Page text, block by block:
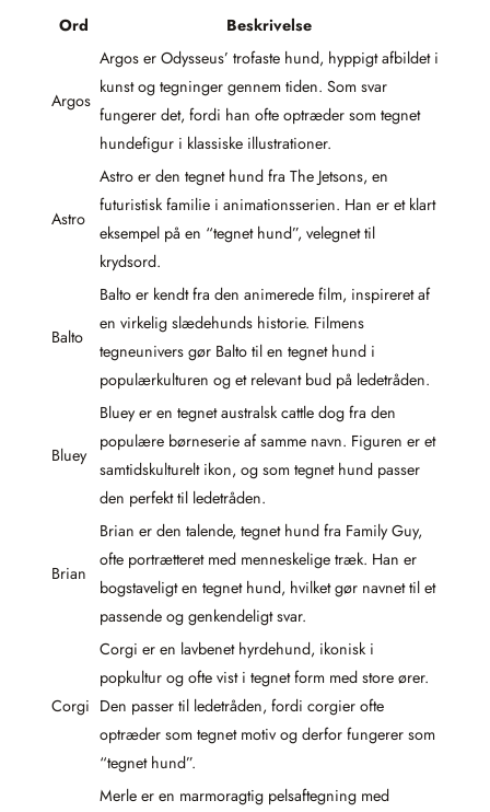
Ord Beskrivelse
Argos
Argos er Odysseus’ trofaste hund, hyppigt afbildet i
kunst og tegninger gennem tiden. Som svar
fungerer det, fordi han ofte optræder som tegnet
hundefigur i klassiske illustrationer.
Astro
Astro er den tegnet hund fra The Jetsons, en
futuristisk familie i animationsserien. Han er et klart
eksempel på en “tegnet hund”, velegnet til
krydsord.
Balto
Balto er kendt fra den animerede film, inspireret af
en virkelig slædehunds historie. Filmens
tegneunivers gør Balto til en tegnet hund i
populærkulturen og et relevant bud på ledetråden.
Bluey
Bluey er en tegnet australsk cattle dog fra den
populære børneserie af samme navn. Figuren er et
samtidskulturelt ikon, og som tegnet hund passer
den perfekt til ledetråden.
Brian
Brian er den talende, tegnet hund fra Family Guy,
ofte portrætteret med menneskelige træk. Han er
bogstaveligt en tegnet hund, hvilket gør navnet til et
passende og genkendeligt svar.
Corgi
Corgi er en lavbenet hyrdehund, ikonisk i
popkultur og ofte vist i tegnet form med store ører.
Den passer til ledetråden, fordi corgier ofte
optræder som tegnet motiv og derfor fungerer som
“tegnet hund”.
Merle er en marmoragtig pelsaftegning med